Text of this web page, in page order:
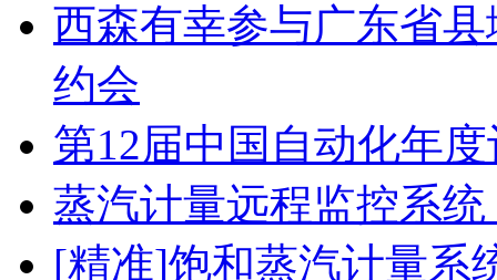
西森有幸参与广东省
约会
第12届中国自动化年
蒸汽计量远程监控系
[精准]饱和蒸汽计量系